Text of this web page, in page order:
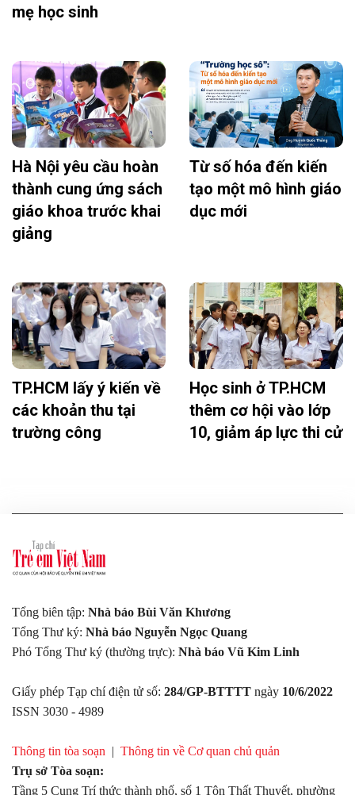
mẹ học sinh
Hà Nội yêu cầu hoàn
thành cung ứng sách
giáo khoa trước khai
giảng
Từ số hóa đến kiến
tạo một mô hình giáo
dục mới
TP.HCM lấy ý kiến về
các khoản thu tại
trường công
Học sinh ở TP.HCM
thêm cơ hội vào lớp
10, giảm áp lực thi cử
Tổng biên tập: Nhà báo Bùi Văn Khương
Tổng Thư ký: Nhà báo Nguyễn Ngọc Quang
Phó Tổng Thư ký (thường trực): Nhà báo Vũ Kim Linh
Giấy phép Tạp chí điện tử số: 284/GP-BTTTT ngày 10/6/2022
ISSN 3030 - 4989
Thông tin tòa soạn | Thông tin về Cơ quan chủ quản
Trụ sở Tòa soạn:
Tầng 5 Cung Trí thức thành phố, số 1 Tôn Thất Thuyết, phường